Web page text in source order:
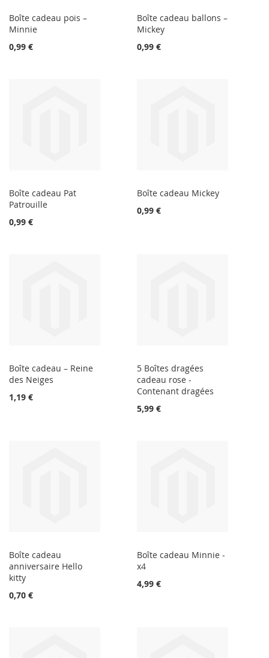
Boîte cadeau pois –
Minnie
0,99 €
Boîte cadeau ballons –
Mickey
0,99 €
Boîte cadeau Pat
Patrouille
0,99 €
Boîte cadeau Mickey
0,99 €
Boîte cadeau – Reine
des Neiges
1,19 €
5 Boîtes dragées
cadeau rose -
Contenant dragées
5,99 €
Boîte cadeau
anniversaire Hello
kitty
0,70 €
Boîte cadeau Minnie -
x4
4,99 €